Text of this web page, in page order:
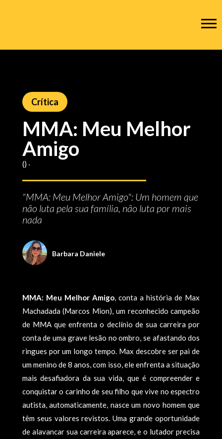
Crítica
MMA: Meu Melhor
Amigo
() ‧
"MMA: Meu Melhor Amigo": Um homem que
não luta pela sua família, não luta por mais
nada
Barbara Daniele
MMA: Meu Melhor Amigo, conta a história de Max
Machadada (Marcos Mion), um reconhecido campeão
de MMA que enfrenta o declínio de sua carreira por
conta de uma grave lesão no ombro, se afastando dos
ringues por um longo tempo. Max descobre ser pai de
um menino de 8 anos, com isso, ele enfrenta a situação
mais desafiadora da sua vida, que é compreender e
conquistar o carinho de seu filho que vive no espectro
autista, automaticamente, nasce um novo homem que
têm seus valores revistos. Uma grande oportunidade
de alavancar sua carreira aparece, e o lutador precisa